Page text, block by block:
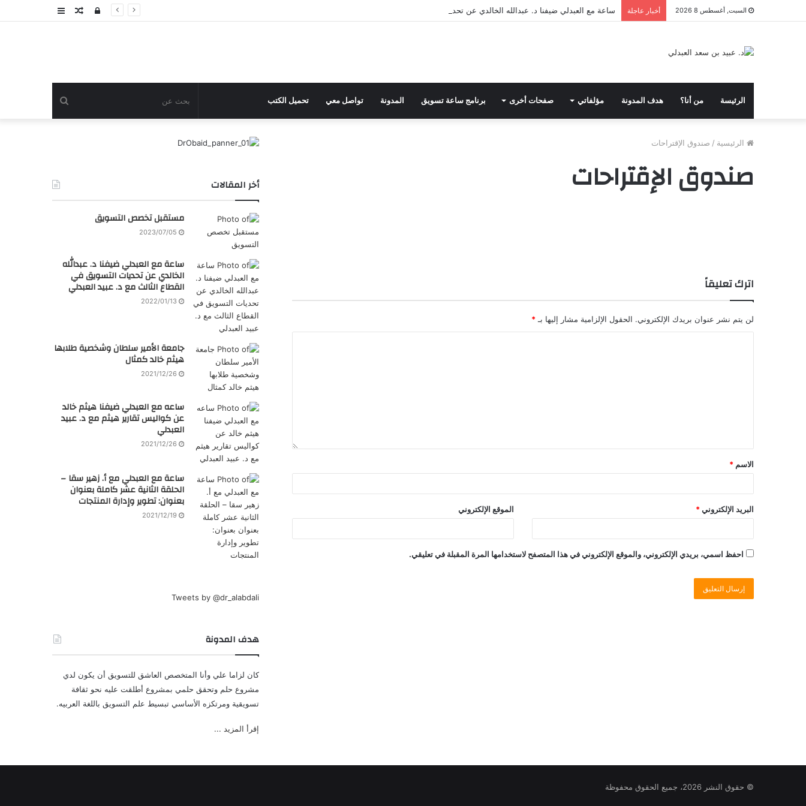
السبت, أغسطس 8 2026 أخبار عاجلة ساعة مع العبدلي ضيفنا د. عبدالله الخالدي عن تحديات التسويق في القطاع الثالث مع د. عبيد العبدلي عمودمقالتسجيل
الرئيسة من أنا؟ هدف المدونة مؤلفاتي صفحات أخرى برنامج ساعة تسويق المدونة تواصل معي تحميل الكتب بحث
الرئيسية / صندوق الإقتراحات
صندوق الإقتراحات
اترك تعليقاً
لن يتم نشر عنوان بريدك الإلكتروني. الحقول الإلزامية مشار إليها بـ *
الاسم *
البريد الإلكتروني * الموقع الإلكتروني
احفظ اسمي، بريدي الإلكتروني، والموقع الإلكتروني في هذا المتصفح لاستخدامها المرة المقبلة في تعليقي.
أخر المقالات
مستقبل تخصص التسويق
2023/07/05
ساعة مع العبدلي ضيفنا د. عبدالله
الخالدي عن تحديات التسويق في
القطاع الثالث مع د. عبيد العبدلي
2022/01/13
جامعة الأمير سلطان وشخصية طلابها
هيثم خالد كمثال
2021/12/26
ساعه مع العبدلي ضيفنا هيثم خالد
عن كواليس تقارير هيثم مع د. عبيد
العبدلي
2021/12/26
ساعة مع العبدلي مع أ. زهير سقا –
الحلقة الثانية عشر كاملة بعنوان
بعنوان: تطوير وإدارة المنتجات
2021/12/19
Tweets by @dr_alabdali
هدف المدونة
كان لزاما علي وأنا المتخصص العاشق للتسويق أن يكون لدي
مشروع حلم وتحقق حلمي بمشروع أطلقت عليه نحو ثقافة
تسويقية ومرتكزه الأساسي تبسيط علم التسويق باللغة العربيه.
إقرأ المزيد ...
© حقوق النشر 2026، جميع الحقوق محفوظة